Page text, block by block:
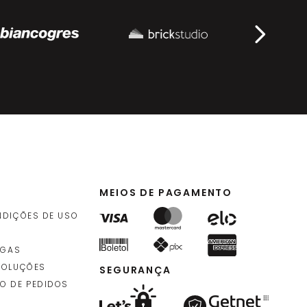
DE USO
DE PEDIDOS
MEIOS DE PAGAMENTO
SEGURANÇA